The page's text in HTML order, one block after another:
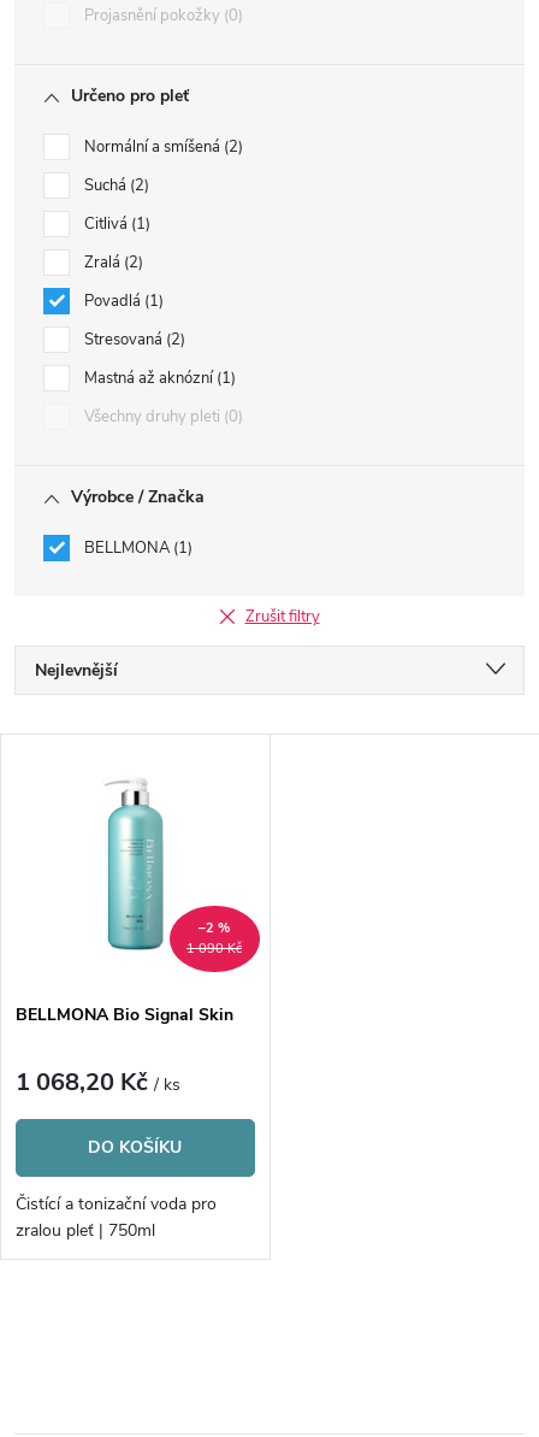
Projasnění pokožky 0
Určeno pro pleť
Normální a smíšená 2
Suchá 2
Citlivá 1
Zralá 2
Povadlá 1
Stresovaná 2
Mastná až aknózní 1
Všechny druhy pleti 0
Výrobce / Značka
BELLMONA 1
Zrušit filtry
Ř
a
p
r
o
d
u
Nejlevnější
Abecedně
s
p
r
o
d
1 090 Kč
–2 %
BELLMONA Bio Signal Skin
1 068,20 Kč/ ks
DO KOŠÍKU
Čistící a tonizační voda pro
zralou pleť | 750ml